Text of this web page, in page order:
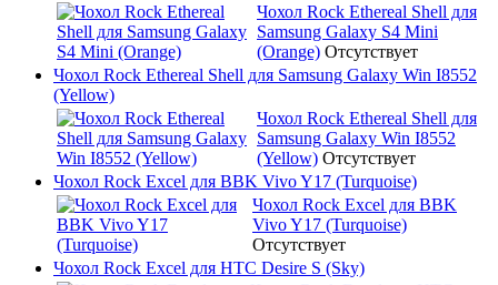
Чохол Rock Ethereal Shell для
Samsung Galaxy S4 Mini
(Orange) Отсутствует
Чохол Rock Ethereal Shell для Samsung Galaxy Win I8552
(Yellow)
Чохол Rock Ethereal Shell для
Samsung Galaxy Win I8552
(Yellow) Отсутствует
Чохол Rock Excel для BBK Vivo Y17 (Turquoise)
Чохол Rock Excel для BBK
Vivo Y17 (Turquoise)
Отсутствует
Чохол Rock Excel для HTC Desire S (Sky)